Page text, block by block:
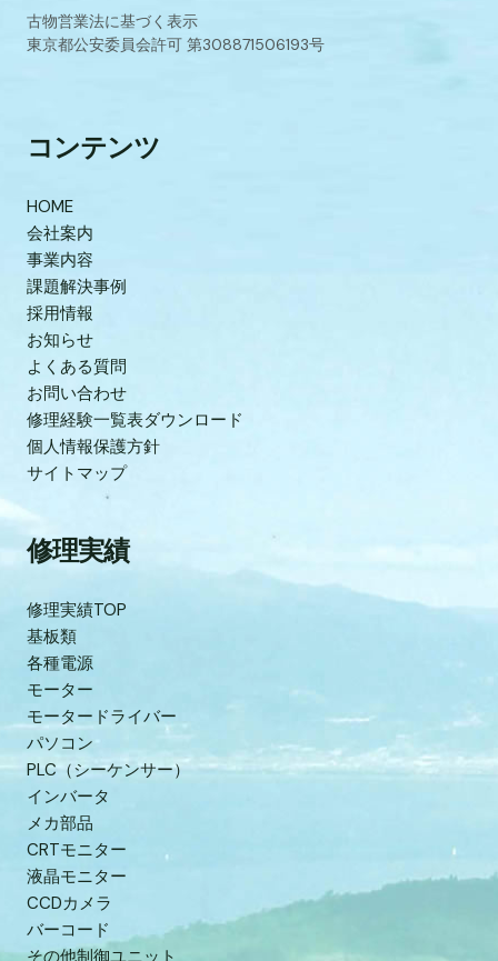
古物営業法に基づく表示
東京都公安委員会許可 第308871506193号
コンテンツ
HOME
会社案内
事業内容
課題解決事例
採用情報
お知らせ
よくある質問
お問い合わせ
修理経験一覧表ダウンロード
個人情報保護方針
サイトマップ
修理実績
修理実績TOP
基板類
各種電源
モーター
モータードライバー
パソコン
PLC（シーケンサー）
インバータ
メカ部品
CRTモニター
液晶モニター
CCDカメラ
バーコード
その他制御ユニット